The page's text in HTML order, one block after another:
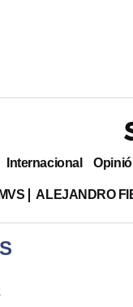
Internacional
ALEJANDRO